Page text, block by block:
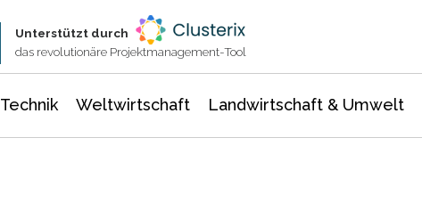
Unterstützt durch
das revolutionäre Projektmanagement-Tool
Technik Weltwirtschaft Landwirtschaft & Umwelt